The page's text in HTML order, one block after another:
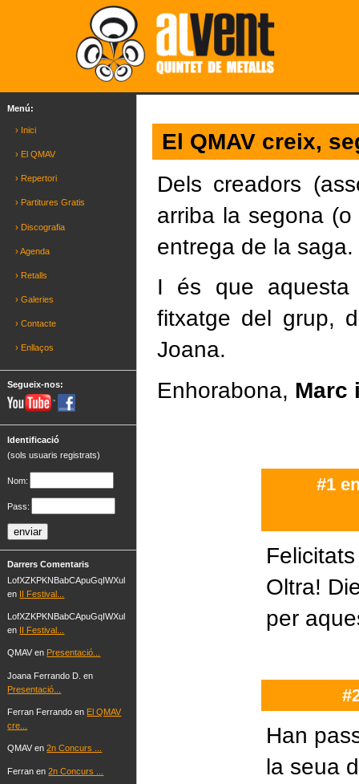
Menú:
› Inici
› El QMAV
› Repertori
› Partitures Gratis
› Discografia
› Agenda
› Retalls
› Galeries
› Contacte
› Enllaços
Segueix-nos:
Identificació
(sols usuaris registrats)
Nom:
Pass:
Darrers Comentaris
LofXZKPKNBabCApuGqIWXul
en II Festival...
LofXZKPKNBabCApuGqIWXul
en II Festival...
QMAV en Presentació...
Joana Ferrando D. en
Presentació...
Ferran Ferrando en El QMAV
cre...
QMAV en2n Concurs ...
Ferran en2n Concurs ...
El QMAV creix,
Dels creadors
arriba la segona
entrega de la saga.
I és que
fitxatge del grup,
Joana.
Enhorabona, Marc
#1
Oltra!
per
Han
la seua